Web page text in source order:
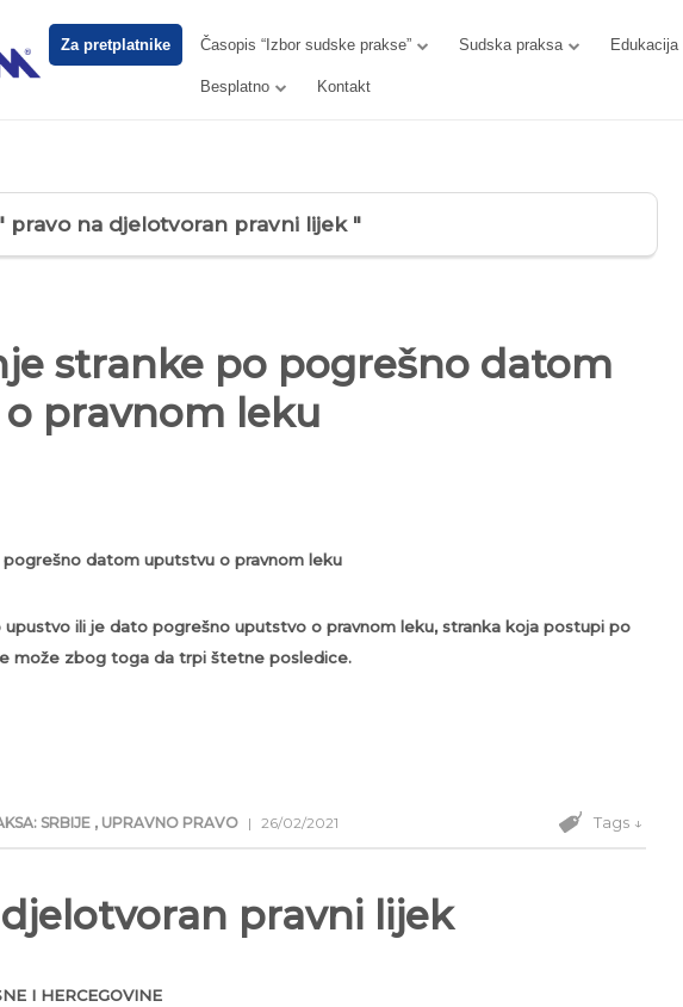
Za pretplatnike Časopis “Izbor sudske prakse” Sudska praksa Edukacija
Besplatno Kontakt
pravo na djelotvoran pravni lijek "
stranke po pogrešno datom
pravnom leku
datom uputstvu o pravnom leku
upustvo ili je dato pogrešno uputstvo o pravnom leku, stranka koja postupi po
može zbog toga da trpi štetne posledice.
SRBIJE , UPRAVNO PRAVO | 26/02/2021 Tags ↓
pravni lijek
I HERCEGOVINE